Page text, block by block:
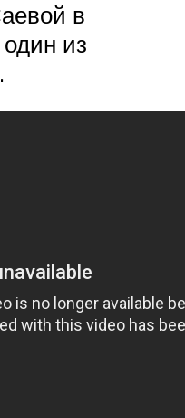
в
из